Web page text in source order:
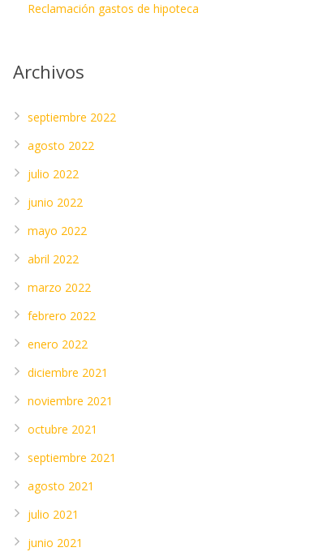
Reclamación gastos de hipoteca
Archivos
septiembre 2022
agosto 2022
julio 2022
junio 2022
mayo 2022
abril 2022
marzo 2022
febrero 2022
enero 2022
diciembre 2021
noviembre 2021
octubre 2021
septiembre 2021
agosto 2021
julio 2021
junio 2021